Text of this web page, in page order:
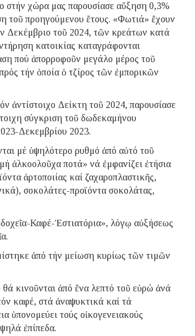
στήν χώρα μας παρουσίασε αὔξηση 0,3%
τοῦ προηγούμενου ἔτους. «Φωτιά» ἔχουν
Δεκέμβριο τοῦ 2024, τῶν κρεάτων κατά
κατοικίας καταγράφονται
πού ἀπορροφοῦν μεγάλο μέρος τοῦ
τήν ὁποία ὁ τζίρος τῶν ἐμπορικῶν
ἀντίστοιχο Δείκτη τοῦ 2024, παρουσίασε
σύγκριση τοῦ δωδεκαμήνου
Δεκεμβρίου 2023.
μέ ὑψηλότερο ρυθμό ἀπό αὐτό τοῦ
ἀλκοολοῦχα ποτά» νά ἐμφανίζει ἐτήσια
ἀρτοποιίας καί ζαχαροπλαστικῆς,
σοκολάτες-προϊόντα σοκολάτας,
Καφέ-Ἑστιατόρια», λόγῳ αὐξήσεως
ἀπό τήν μείωση κυρίως τῶν τιμῶν
κινοῦνται ἀπό ἕνα λεπτό τοῦ εὐρώ ἀνά
καφέ, στά ἀναψυκτικά καί τά
ὑπονομεύει τούς οἰκογενειακούς
ἐπίπεδα.